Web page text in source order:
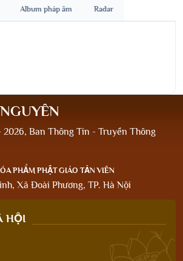
Album pháp âm Radar
2026, Ban Thông Tin - Truyền Thông
PHẨM PHẬT GIÁO TẢN VIÊN
Xã Đoài Phương, TP. Hà Nội
HỘI